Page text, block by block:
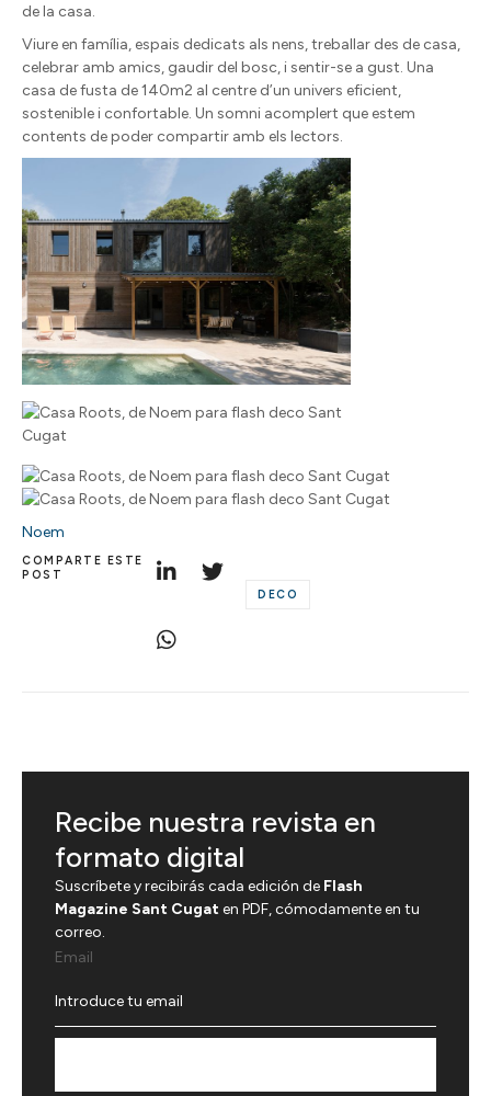
de la casa.
Viure en família, espais dedicats als nens, treballar des de casa,
celebrar amb amics, gaudir del bosc, i sentir-se a gust. Una
casa de fusta de 140m2 al centre d’un univers eficient,
sostenible i confortable. Un somni acomplert que estem
contents de poder compartir amb els lectors.
Noem
COMPARTE ESTE
POST
DECO
Recibe nuestra revista en
formato digital
Suscríbete y recibirás cada edición de Flash
Magazine Sant Cugaten PDF, cómodamente en tu
correo.
Email